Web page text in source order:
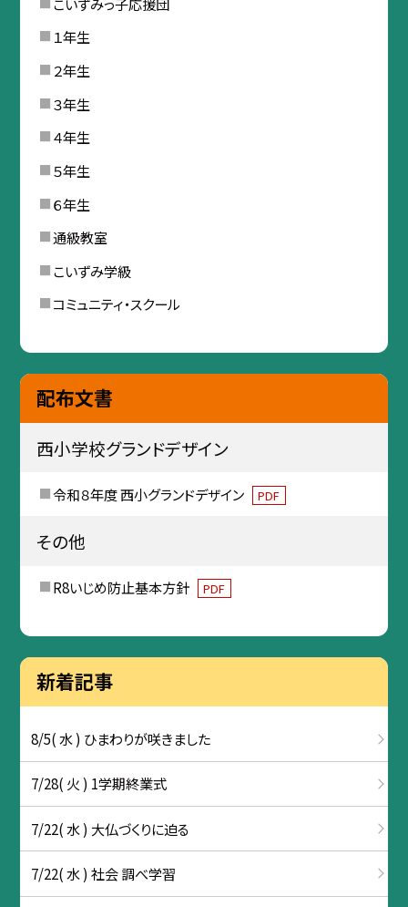
１年生
２年生
３年生
４年生
５年生
６年生
通級教室
こいずみ学級
コミュニティ・スクール
配布文書
西小学校グランドデザイン
令和８年度 西小グランドデザイン PDF
その他
R8いじめ防止基本方針 PDF
新着記事
8/5( 水 ) ひまわりが咲きました
7/28( 火 ) 1学期終業式
7/22( 水 ) 大仏づくりに迫る
7/22( 水 ) 社会 調べ学習